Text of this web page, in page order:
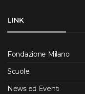
LINK
Fondazione Milano
Scuole
News ed Eventi